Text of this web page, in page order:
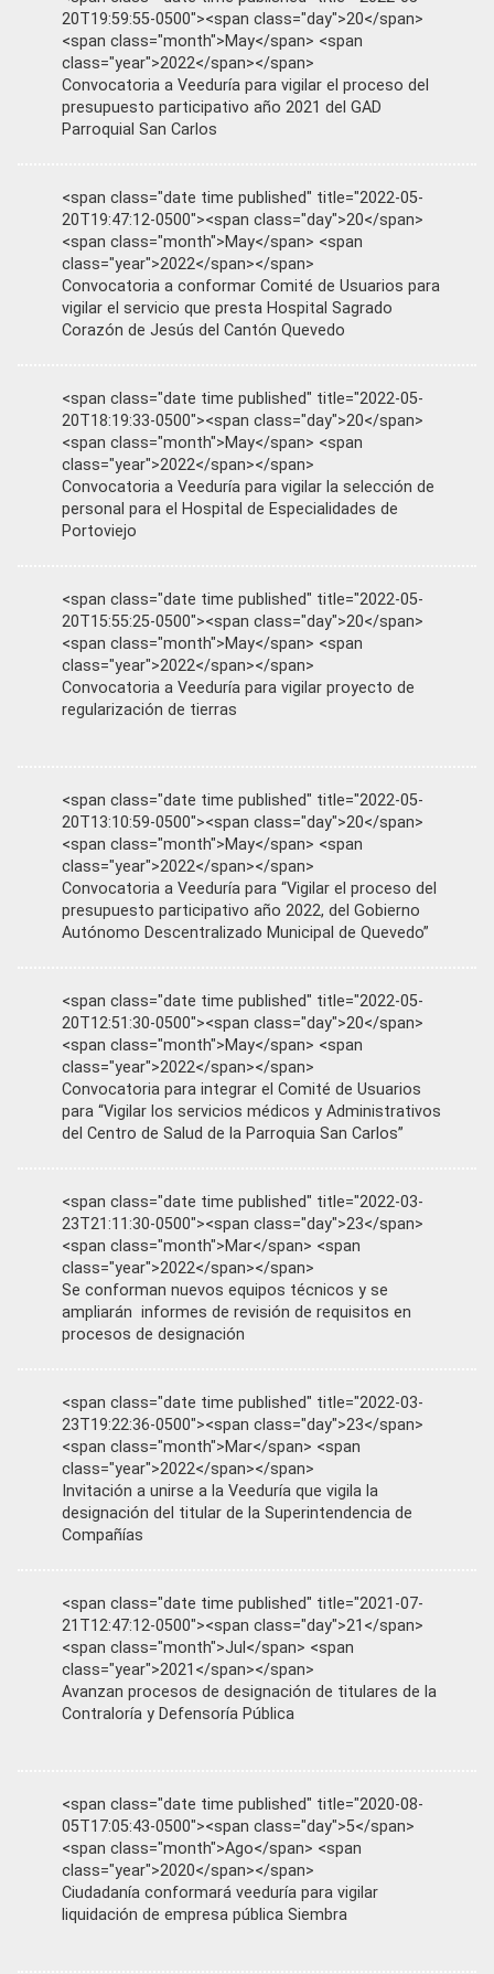
20T19:59:55-0500"><span class="day">20</span>
<span class="month">May</span> <span
class="year">2022</span></span>
Convocatoria a Veeduría para vigilar el proceso del
presupuesto participativo año 2021 del GAD
Parroquial San Carlos
<span class="date time published" title="2022-05-
20T19:47:12-0500"><span class="day">20</span>
<span class="month">May</span> <span
class="year">2022</span></span>
Convocatoria a conformar Comité de Usuarios para
vigilar el servicio que presta Hospital Sagrado
Corazón de Jesús del Cantón Quevedo
<span class="date time published" title="2022-05-
20T18:19:33-0500"><span class="day">20</span>
<span class="month">May</span> <span
class="year">2022</span></span>
Convocatoria a Veeduría para vigilar la selección de
personal para el Hospital de Especialidades de
Portoviejo
<span class="date time published" title="2022-05-
20T15:55:25-0500"><span class="day">20</span>
<span class="month">May</span> <span
class="year">2022</span></span>
Convocatoria a Veeduría para vigilar proyecto de
regularización de tierras
<span class="date time published" title="2022-05-
20T13:10:59-0500"><span class="day">20</span>
<span class="month">May</span> <span
class="year">2022</span></span>
Convocatoria a Veeduría para “Vigilar el proceso del
presupuesto participativo año 2022, del Gobierno
Autónomo Descentralizado Municipal de Quevedo”
<span class="date time published" title="2022-05-
20T12:51:30-0500"><span class="day">20</span>
<span class="month">May</span> <span
class="year">2022</span></span>
Convocatoria para integrar el Comité de Usuarios
para “Vigilar los servicios médicos y Administrativos
del Centro de Salud de la Parroquia San Carlos”
<span class="date time published" title="2022-03-
23T21:11:30-0500"><span class="day">23</span>
<span class="month">Mar</span> <span
class="year">2022</span></span>
Se conforman nuevos equipos técnicos y se
ampliarán informes de revisión de requisitos en
procesos de designación
<span class="date time published" title="2022-03-
23T19:22:36-0500"><span class="day">23</span>
<span class="month">Mar</span> <span
class="year">2022</span></span>
Invitación a unirse a la Veeduría que vigila la
designación del titular de la Superintendencia de
Compañías
<span class="date time published" title="2021-07-
21T12:47:12-0500"><span class="day">21</span>
<span class="month">Jul</span> <span
class="year">2021</span></span>
Avanzan procesos de designación de titulares de la
Contraloría y Defensoría Pública
<span class="date time published" title="2020-08-
05T17:05:43-0500"><span class="day">5</span>
<span class="month">Ago</span> <span
class="year">2020</span></span>
Ciudadanía conformará veeduría para vigilar
liquidación de empresa pública Siembra